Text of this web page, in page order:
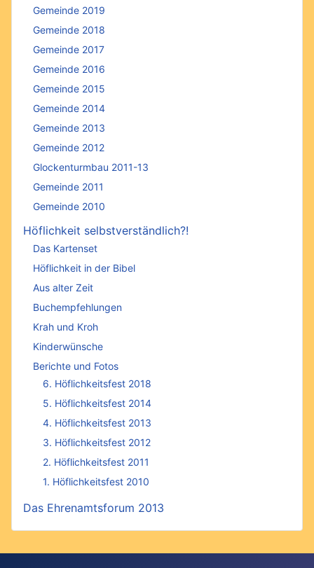
Gemeinde 2019
Gemeinde 2018
Gemeinde 2017
Gemeinde 2016
Gemeinde 2015
Gemeinde 2014
Gemeinde 2013
Gemeinde 2012
Glockenturmbau 2011-13
Gemeinde 2011
Gemeinde 2010
Höflichkeit selbstverständlich?!
Das Kartenset
Höflichkeit in der Bibel
Aus alter Zeit
Buchempfehlungen
Krah und Kroh
Kinderwünsche
Berichte und Fotos
6. Höflichkeitsfest 2018
5. Höflichkeitsfest 2014
4. Höflichkeitsfest 2013
3. Höflichkeitsfest 2012
2. Höflichkeitsfest 2011
1. Höflichkeitsfest 2010
Das Ehrenamtsforum 2013